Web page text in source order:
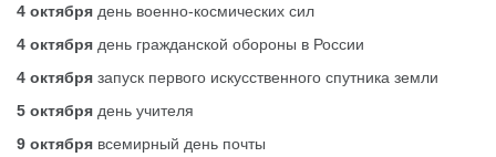
4 октября день военно-космических сил
4 октября день гражданской обороны в России
4 октября запуск первого искусственного спутника земли
5 октября день учителя
9 октября всемирный день почты